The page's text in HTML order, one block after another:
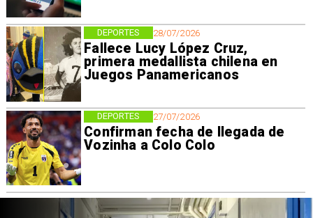
28/07/2026
Fallece Lucy López Cruz,
primera medallista chilena en
Juegos Panamericanos
DEPORTES
27/07/2026
Confirman fecha de llegada de
Vozinha a Colo Colo
DEPORTES